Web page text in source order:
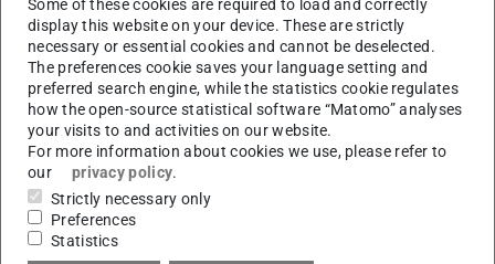
2004, GVBl. I S. 382, in der Fassung vom 14. Dezember
2009, GVBl. I S. 699) ist sie autonome Universität des
Landes Hessen.
Impressum der Technischen Universität Darmstadt
Verantwortlich für die Website des
Fachbereichs Architektur:
Technical University of Darmstadt
Some of these cookies are required to load and correctly
display this website on your device. These are strictly
necessary or essential cookies and cannot be deselected.
The preferences cookie saves your language setting and
preferred search engine, while the statistics cookie regulates
how the open-source statistical software “Matomo” analyses
your visits to and activities on our website.
For more information about cookies we use, please refer to
our
privacy policy.
Strictly necessary only
Preferences
Statistics